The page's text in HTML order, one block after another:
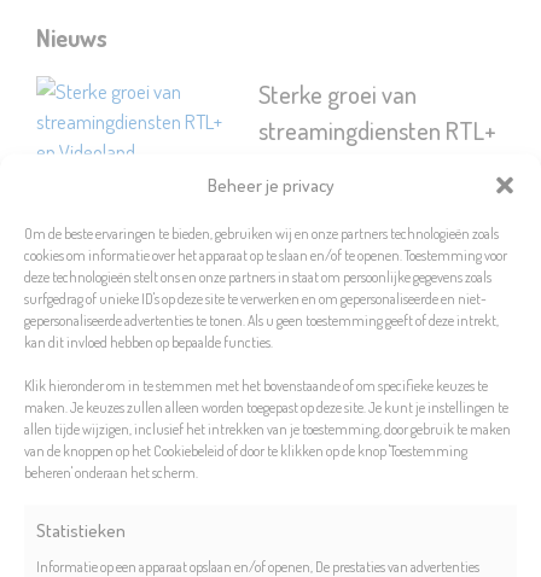
Beheer je privacy
Om de beste ervaringen te bieden, gebruiken wij en onze partners technologieën zoals
cookies om informatie over het apparaat op te slaan en/of te openen. Toestemming voor
deze technologieën stelt ons en onze partners in staat om persoonlijke gegevens zoals
surfgedrag of unieke ID's op deze site te verwerken en om gepersonaliseerde en niet-
gepersonaliseerde advertenties te tonen. Als u geen toestemming geeft of deze intrekt,
kan dit invloed hebben op bepaalde functies.
Klik hieronder om in te stemmen met het bovenstaande of om specifieke keuzes te
maken. Je keuzes zullen alleen worden toegepast op deze site. Je kunt je instellingen te
allen tijde wijzigen, inclusief het intrekken van je toestemming, door gebruik te maken
van de knoppen op het Cookiebeleid of door te klikken op de knop 'Toestemming
beheren' onderaan het scherm.
Statistieken
Informatie op een apparaat opslaan en/of openen, De prestaties van advertenties
Nieuws
Sterke groei van
streamingdiensten RTL+
8 november 2023
RTL heeft bekendgemaakt dat
zijn streamingdiensten, RTL+ en
Videoland, aanzienlijk zijn
gegroeid.
Ontdek de Onmisbare
Voetbalseries en